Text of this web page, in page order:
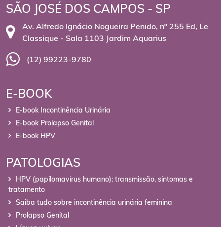
SÃO JOSÉ DOS CAMPOS - SP
Av. Alfredo Ignácio Nogueira Penido, nº 255 Ed, Le
Classique - Sala 1103 Jardim Aquarius
(12) 99223-9780
E-BOOK
E-book Incontinência Urinária
E-book Prolapso Genital
E-book HPV
PATOLOGIAS
HPV (papilomavírus humano): transmissão, sintomas e
tratamento
Saiba tudo sobre incontinência urinária feminina
Prolapso Genital